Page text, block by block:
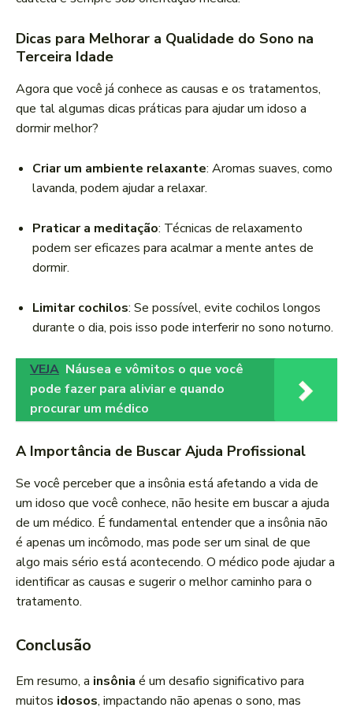
Dicas para Melhorar a Qualidade do Sono na
Terceira Idade
Agora que você já conhece as causas e os tratamentos,
que tal algumas dicas práticas para ajudar um idoso a
dormir melhor?
Criar um ambiente relaxante: Aromas suaves, como
lavanda, podem ajudar a relaxar.
Praticar a meditação: Técnicas de relaxamento
podem ser eficazes para acalmar a mente antes de
dormir.
Limitar cochilos: Se possível, evite cochilos longos
durante o dia, pois isso pode interferir no sono noturno.
VEJA Náusea e vômitos o que você
pode fazer para aliviar e quando
procurar um médico
A Importância de Buscar Ajuda Profissional
Se você perceber que a insônia está afetando a vida de
um idoso que você conhece, não hesite em buscar a ajuda
de um médico. É fundamental entender que a insônia não
é apenas um incômodo, mas pode ser um sinal de que
algo mais sério está acontecendo. O médico pode ajudar a
identificar as causas e sugerir o melhor caminho para o
tratamento.
Conclusão
Em resumo, a insônia é um desafio significativo para
muitos idosos, impactando não apenas o sono, mas